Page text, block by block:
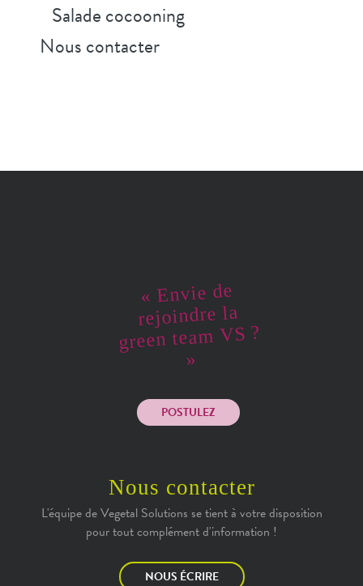
Salade cocooning
Nous contacter
« Envie de
rejoindre la
green team VS ?
»
POSTULEZ
Nous contacter
L'équipe de Vegetal Solutions se tient à votre disposition
pour tout complément d'information !
NOUS ÉCRIRE